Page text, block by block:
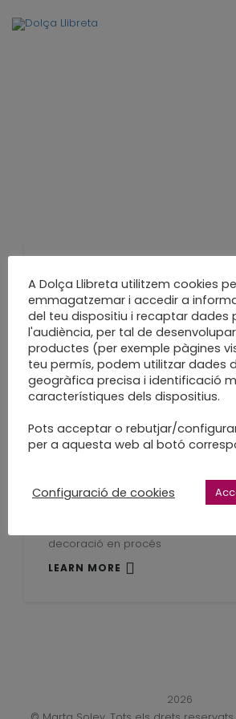
Recuperar,
reciclar
Decoració de temporada
LEARN MORE
Estic tocada de
decoració en procés
LEARN MORE
2026
A Dolça Llibreta utilitzem cookies
emmagatzemar i accedir a
del teu dispositiu i recaptar dades
l'audiència, per tal de
productes (per exemple pàgines
teu permís, podem utilitzar dades
geogràfica precisa i identificació
característiques dels dispositius.
Pots acceptar o rebutjar/
per a aquesta web al botó
Configuració de cookies